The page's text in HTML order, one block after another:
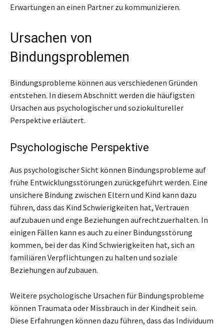
Erwartungen an einen Partner zu kommunizieren.
Ursachen von
Bindungsproblemen
Bindungsprobleme können aus verschiedenen Gründen
entstehen. In diesem Abschnitt werden die häufigsten
Ursachen aus psychologischer und soziokultureller
Perspektive erläutert.
Psychologische Perspektive
Aus psychologischer Sicht können Bindungsprobleme auf
frühe Entwicklungsstörungen zurückgeführt werden. Eine
unsichere Bindung zwischen Eltern und Kind kann dazu
führen, dass das Kind Schwierigkeiten hat, Vertrauen
aufzubauen und enge Beziehungen aufrechtzuerhalten. In
einigen Fällen kann es auch zu einer Bindungsstörung
kommen, bei der das Kind Schwierigkeiten hat, sich an
familiären Verpflichtungen zu halten und soziale
Beziehungen aufzubauen.
Weitere psychologische Ursachen für Bindungsprobleme
können Traumata oder Missbrauch in der Kindheit sein.
Diese Erfahrungen können dazu führen, dass das Individuum